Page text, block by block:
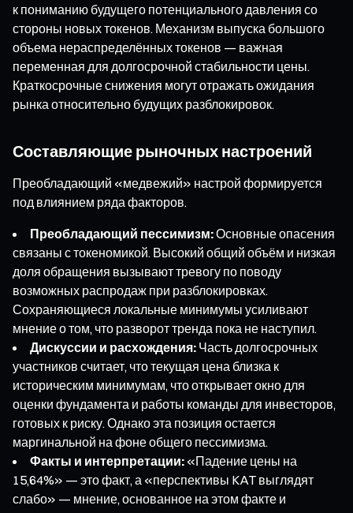
к пониманию будущего потенциального давления со
стороны новых токенов. Механизм выпуска большого
объема нераспределённых токенов — важная
переменная для долгосрочной стабильности цены.
Краткосрочные снижения могут отражать ожидания
рынка относительно будущих разблокировок.
Составляющие рыночных настроений
Преобладающий «медвежий» настрой формируется
под влиянием ряда факторов.
Преобладающий пессимизм:Основные опасения
связаны с токеномикой. Высокий общий объём и низкая
доля обращения вызывают тревогу по поводу
возможных распродаж при разблокировках.
Сохраняющиеся локальные минимумы усиливают
мнение о том, что разворот тренда пока не наступил.
Дискуссии и расхождения: Часть долгосрочных
участников считает, что текущая цена близка к
историческим минимумам, что открывает окно для
оценки фундамента и работы команды для инвесторов,
готовых к риску. Однако эта позиция остается
маргинальной на фоне общего пессимизма.
Факты и интерпретации: «Падение цены на
15,64%» — это факт, а «перспективы KAT выглядят
слабо» — мнение, основанное на этом факте и